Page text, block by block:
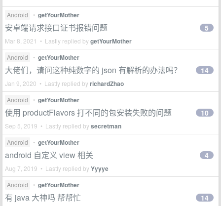
Android • getYourMother
安卓端请求接口证书报错问题
Mar 8, 2021 • Lastly replied bygetYourMother
5
Android • getYourMother
大佬们，请问这种纯数字的 json 有解析的办法吗？
Jan 9, 2020 • Lastly replied byrichardZhao
14
Android • getYourMother
使用 productFlavors 打不同的包安装失败的问题
Sep 5, 2019 • Lastly replied bysecretman
10
Android • getYourMother
android 自定义 view 相关
Aug 7, 2019 • Lastly replied byYyyye
4
Android • getYourMother
有 java 大神吗 帮帮忙 14